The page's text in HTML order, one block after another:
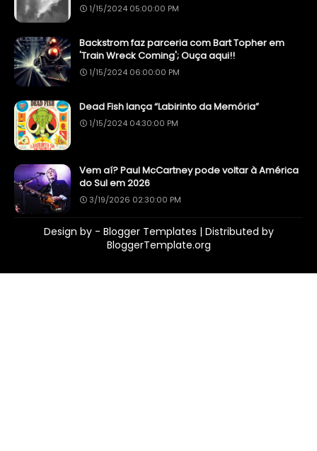
1/15/2024 05:00:00 PM
Backstrom faz parceria com Bart Topher em
'Train Wreck Coming'; Ouça aqui!!
1/15/2024 06:00:00 PM
Dead Fish lança “Labirinto da Memória”
1/15/2024 04:30:00 PM
Vem aí? Paul McCartney pode voltar à América
do Sul em 2026
3/19/2026 02:30:00 PM
Design by - Blogger Templates | Distributed by
BloggerTemplate.org